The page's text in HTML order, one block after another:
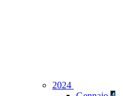
2024